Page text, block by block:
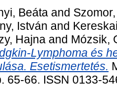
Beáta and
István and
Hajna and Mózsik,
Lymphoma és
Esetismertetés.
65-66. ISSN 0133-